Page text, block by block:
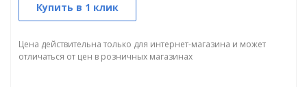
Купить в 1 клик
Цена действительна только для интернет-магазина и может
отличаться от цен в розничных магазинах